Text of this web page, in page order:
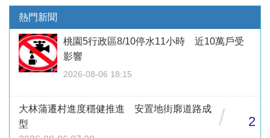
熱門新聞
桃園5行政區8/10停水11小時 近10萬戶受
影響
2026-08-06 18:15
大林蒲遷村進度穩健推進 安置地街廓道路成
型
/ 2